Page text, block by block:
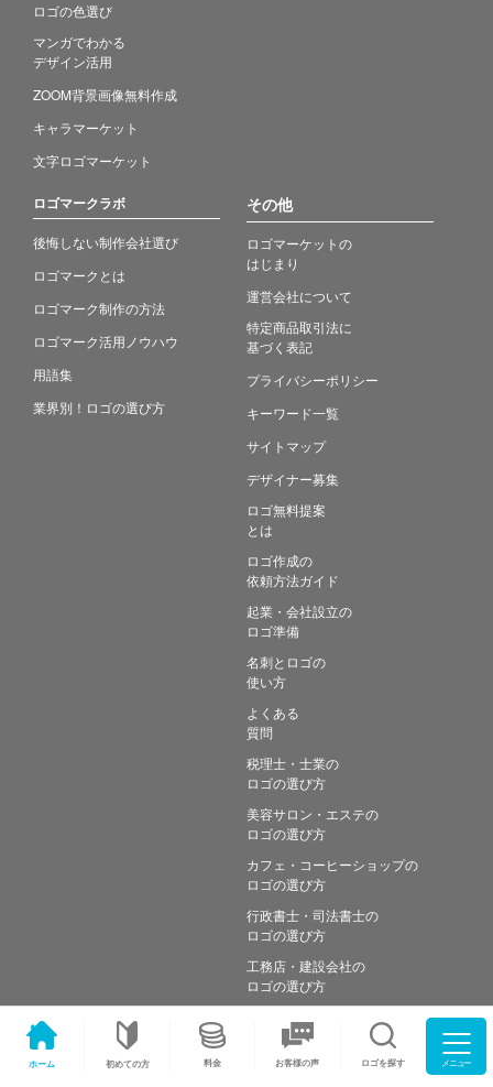
ホーム 初めての方 料金 お客様の声 ロゴを探す メニュー
ロゴの色選び
マンガでわかる
デザイン活用
ZOOM背景画像無料作成
キャラマーケット
文字ロゴマーケット
ロゴマークラボ
後悔しない制作会社選び
ロゴマークとは
ロゴマーク制作の方法
ロゴマーク活用ノウハウ
用語集
業界別！ロゴの選び方
その他
ロゴマーケットの
はじまり
運営会社について
特定商品取引法に
基づく表記
プライバシーポリシー
キーワード一覧
サイトマップ
デザイナー募集
ロゴ無料提案
とは
ロゴ作成の
依頼方法ガイド
起業・会社設立の
ロゴ準備
名刺とロゴの
使い方
よくある
質問
税理士・士業の
ロゴの選び方
美容サロン・エステの
ロゴの選び方
カフェ・コーヒーショップの
ロゴの選び方
行政書士・司法書士の
ロゴの選び方
工務店・建設会社の
ロゴの選び方
Copyright © Simple works Inc. All Rights Reserved.